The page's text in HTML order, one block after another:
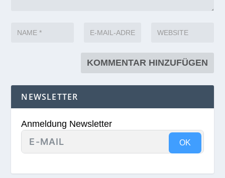
NEWSLETTER
Anmeldung Newsletter
OK